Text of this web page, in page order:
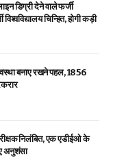
डिग्री देने वाले फर्जी
चिन्हित, होगी कड़ी
बनाए रखने पहल, 1856
निलंबित, एक एडीईओ के
अनुशंसा